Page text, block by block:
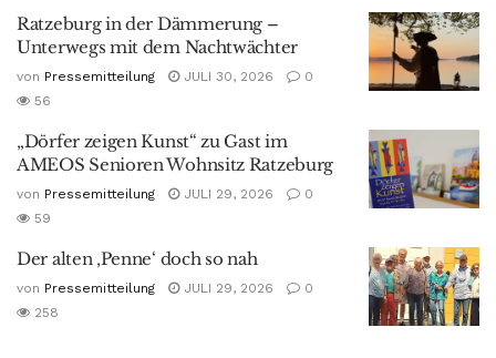
Ratzeburg in der Dämmerung –
Unterwegs mit dem Nachtwächter
von Pressemitteilung JULI 30, 2026
0
56
„Dörfer zeigen Kunst“ zu Gast im
AMEOS Senioren Wohnsitz Ratzeburg
von Pressemitteilung JULI 29, 2026
0
59
Der alten ‚Penne‘ doch so nah
von Pressemitteilung JULI 29, 2026
0
258